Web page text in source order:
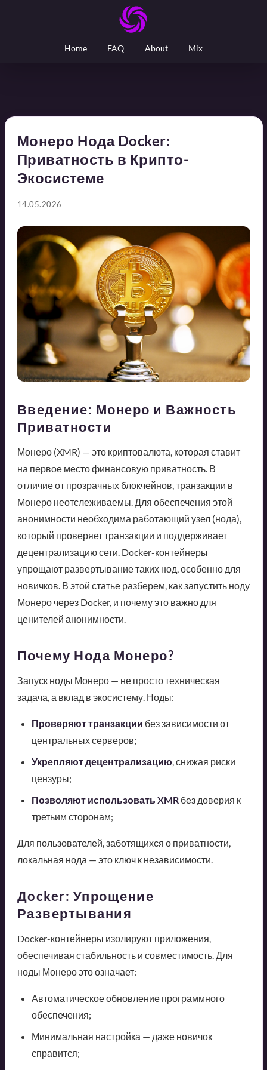
Home FAQ About Mix
Монеро Нода Docker:
Приватность в Крипто-
Экосистеме
14.05.2026
Введение: Монеро и Важность
Приватности
Монеро (XMR) — это криптовалюта, которая ставит
на первое место финансовую приватность. В
отличие от прозрачных блокчейнов, транзакции в
Монеро неотслеживаемы. Для обеспечения этой
анонимности необходима работающий узел (нода),
который проверяет транзакции и поддерживает
децентрализацию сети. Docker-контейнеры
упрощают развертывание таких нод, особенно для
новичков. В этой статье разберем, как запустить ноду
Монеро через Docker, и почему это важно для
ценителей анонимности.
Почему Нода Монеро?
Запуск ноды Монеро — не просто техническая
задача, а вклад в экосистему. Ноды:
Проверяют транзакции без зависимости от
центральных серверов;
Укрепляют децентрализацию, снижая риски
цензуры;
Позволяют использовать XMRбез доверия к
третьим сторонам;
Для пользователей, заботящихся о приватности,
локальная нода — это ключ к независимости.
Дocker: Упрощение
Развертывания
Docker-контейнеры изолируют приложения,
обеспечивая стабильность и совместимость. Для
ноды Монеро это означает:
Автоматическое обновление программного
обеспечения;
Минимальная настройка — даже новичок
справится;